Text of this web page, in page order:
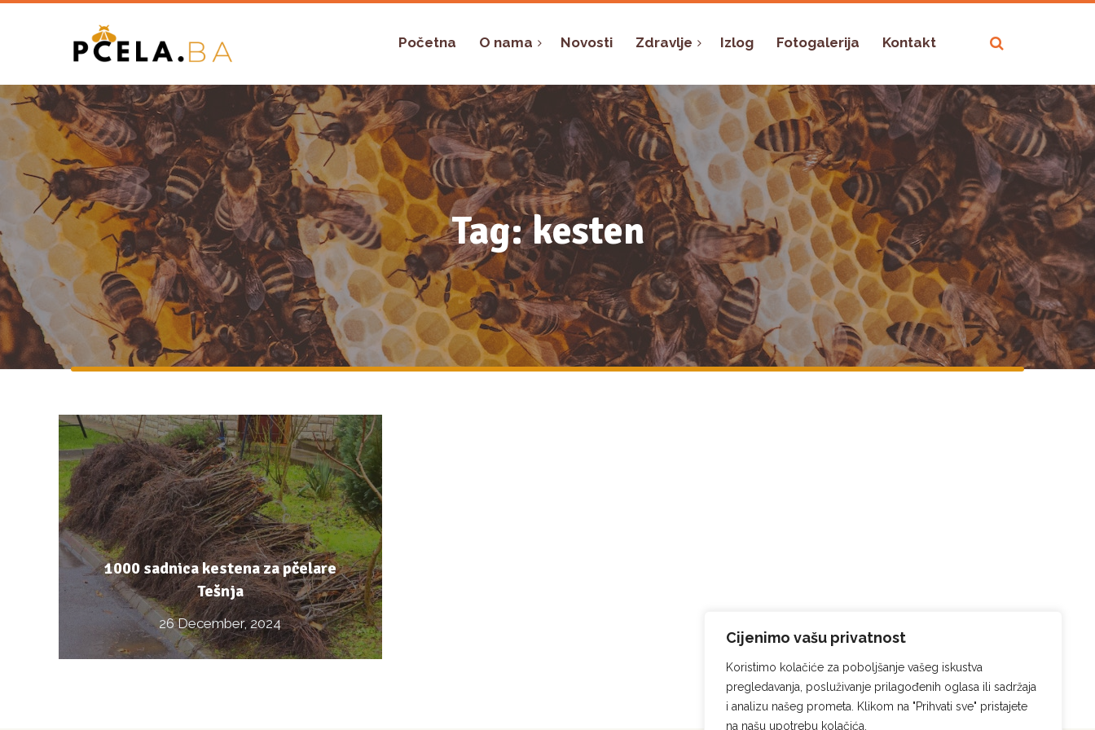
Cijenimo vašu privatnost
Koristimo kolačiće za poboljšanje vašeg iskustva
pregledavanja, posluživanje prilagođenih oglasa ili sadržaja
i analizu našeg prometa. Klikom na "Prihvati sve" pristajete
na našu upotrebu kolačića.
Početna O nama Novosti Zdravlje Izlog Fotogalerija Kontakt
Tag: kesten
1000 sadnica kestena za pčelare
Tešnja
26 December, 2024